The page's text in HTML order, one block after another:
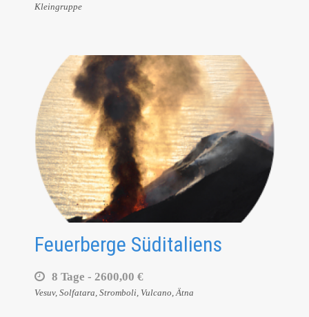
Kleingruppe
Feuerberge Süditaliens
8 Tage - 2600,00 €
Vesuv, Solfatara, Stromboli, Vulcano, Ätna